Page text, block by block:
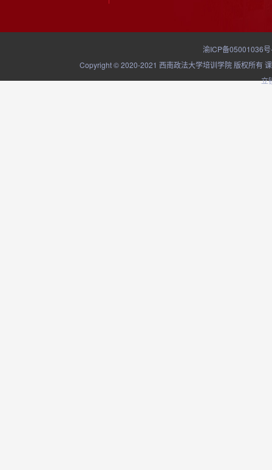
渝ICP备05001036
Copyright © 2020-2021 西南政法大学培训学院 版权所有
立